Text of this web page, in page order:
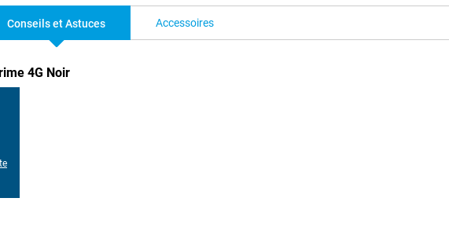
Conseils et Astuces Accessoires
4G Noir